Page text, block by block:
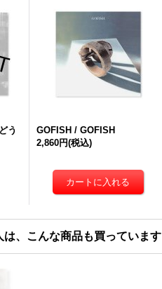
う
GOFISH / GOFISH
2,860円(税込)
は、こんな商品も買っています